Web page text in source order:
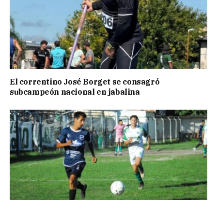
El correntino José Borget se consagró
subcampeón nacional en jabalina